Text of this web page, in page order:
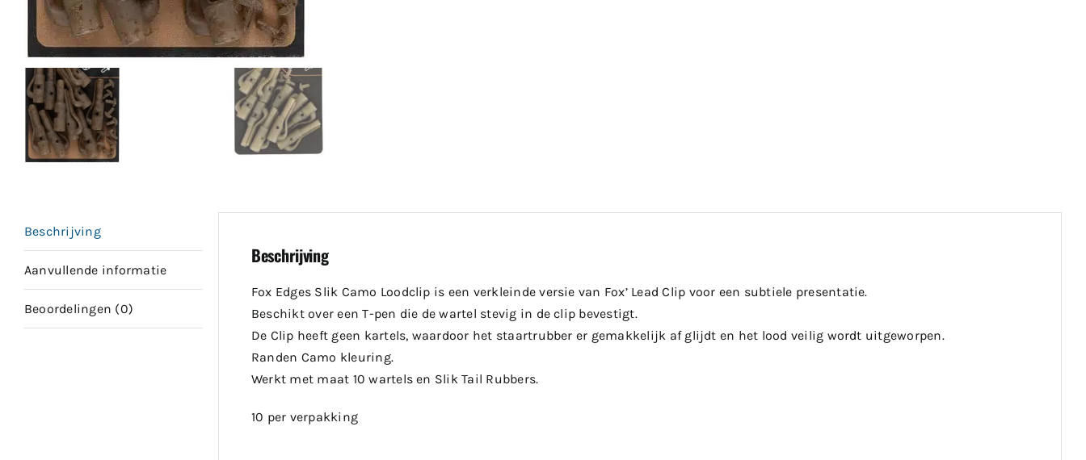
Beschrijving
Aanvullende informatie
Beoordelingen (0)
Beschrijving
Fox Edges Slik Camo Loodclip is een verkleinde versie van Fox’ Lead Clip voor een subtiele presentatie.
Beschikt over een T-pen die de wartel stevig in de clip bevestigt.
De Clip heeft geen kartels, waardoor het staartrubber er gemakkelijk af glijdt en het lood veilig wordt uitgeworpen.
Randen Camo kleuring.
Werkt met maat 10 wartels en Slik Tail Rubbers.
10 per verpakking